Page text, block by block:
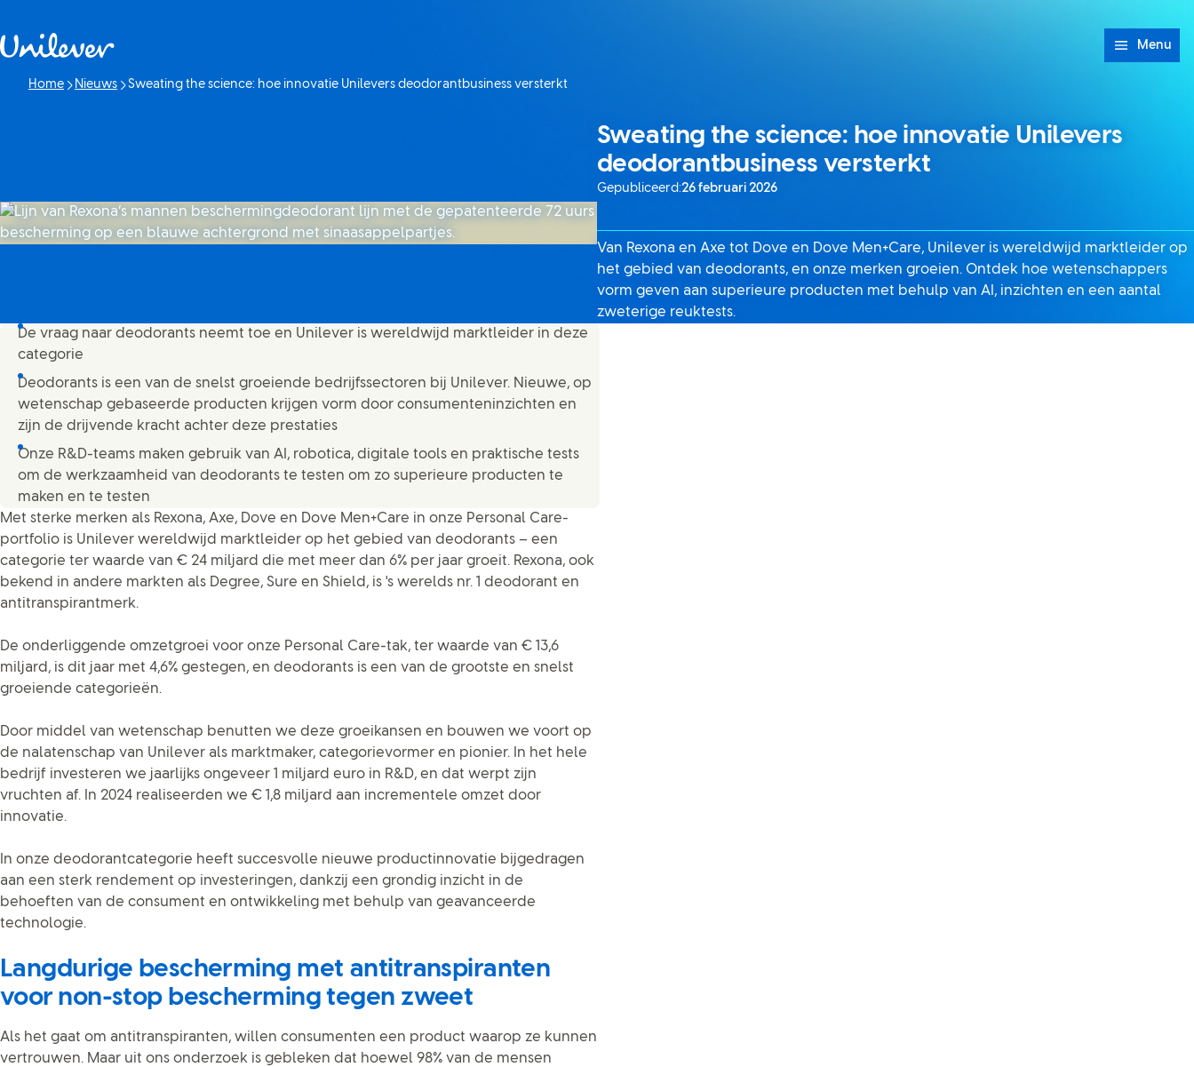
Menu
Home Nieuws
Huidige pagina:
Sweating the science: hoe innovatie Unilevers deodorantbusiness versterkt
Sweating the science: hoe innovatie Unilevers
deodorantbusiness versterkt
Gepubliceerd:26 februari 2026
Van Rexona en Axe tot Dove en Dove Men+Care, Unilever is wereldwijd marktleider op
het gebied van deodorants, en onze merken groeien. Ontdek hoe wetenschappers
vorm geven aan superieure producten met behulp van AI, inzichten en een aantal
zweterige reuktests.
De vraag naar deodorants neemt toe en Unilever is wereldwijd marktleider in deze
categorie
Deodorants is een van de snelst groeiende bedrijfssectoren bij Unilever. Nieuwe, op
wetenschap gebaseerde producten krijgen vorm door consumenteninzichten en
zijn de drijvende kracht achter deze prestaties
Onze R&D-teams maken gebruik van AI, robotica, digitale tools en praktische tests
om de werkzaamheid van deodorants te testen om zo superieure producten te
maken en te testen
Met sterke merken als Rexona, Axe, Dove en Dove Men+Care in onze Personal Care-
portfolio is Unilever wereldwijd marktleider op het gebied van deodorants – een
categorie ter waarde van € 24 miljard die met meer dan 6% per jaar groeit. Rexona, ook
bekend in andere markten als Degree, Sure en Shield, is 's werelds nr. 1 deodorant en
antitranspirantmerk.
De onderliggende omzetgroei voor onze Personal Care-tak, ter waarde van € 13,6
miljard, is dit jaar met 4,6% gestegen, en deodorants is een van de grootste en snelst
groeiende categorieën.
Door middel van wetenschap benutten we deze groeikansen en bouwen we voort op
de nalatenschap van Unilever als marktmaker, categorievormer en pionier. In het hele
bedrijf investeren we jaarlijks ongeveer 1 miljard euro in R&D, en dat werpt zijn
vruchten af. In 2024 realiseerden we € 1,8 miljard aan incrementele omzet door
innovatie.
In onze deodorantcategorie heeft succesvolle nieuwe productinnovatie bijgedragen
aan een sterk rendement op investeringen, dankzij een grondig inzicht in de
behoeften van de consument en ontwikkeling met behulp van geavanceerde
technologie.
Langdurige bescherming met antitranspiranten
voor non-stop bescherming tegen zweet
Als het gaat om antitranspiranten, willen consumenten een product waarop ze kunnen
vertrouwen. Maar uit ons onderzoek is gebleken dat hoewel 98% van de mensen